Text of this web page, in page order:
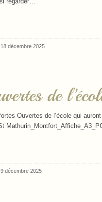
regarder…
18 décembre 2025
de
Ouvertes de l’école qui
9 décembre 2025